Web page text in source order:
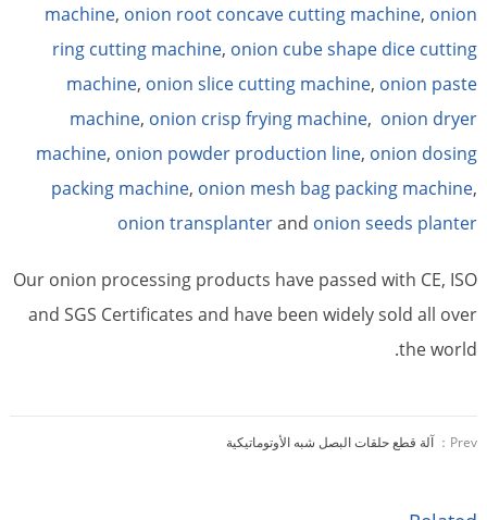
machine, onion root concave cutting machine, onion
ring cutting machine, onion cube shape dice cutting
machine, onion slice cutting machine, onion paste
machine, onion crisp frying machine, onion dryer
machine, onion powder production line, onion dosing
packing machine, onion mesh bag packing machine,
onion transplanterand onion seeds planter
Our onion processing products have passed with CE, ISO
and SGS Certificates and have been widely sold all over
the world.
Prev： آلة قطع حلقات البصل شبه الأوتوماتيكية